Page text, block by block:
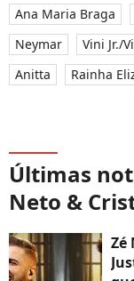
Ana Maria Braga
Neymar
Vini Jr./
Anitta
Rainha
Últimas
Neto &
Zé